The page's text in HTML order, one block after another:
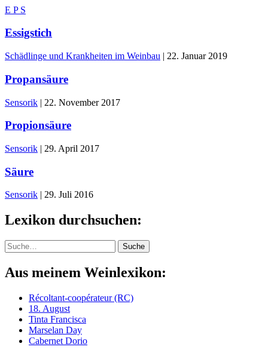
E P S
Essigstich
Schädlinge und Krankheiten im Weinbau | 22. Januar 2019
Propansäure
Sensorik | 22. November 2017
Propionsäure
Sensorik | 29. April 2017
Säure
Sensorik | 29. Juli 2016
Lexikon durchsuchen:
Suche Suche
Aus meinem Weinlexikon:
Récoltant-coopérateur (RC)
18. August
Tinta Francisca
Marselan Day
Cabernet Dorio